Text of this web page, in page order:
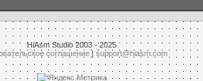
HiAsm Studio 2003 - 2025
соглашение| support@hiasm.com